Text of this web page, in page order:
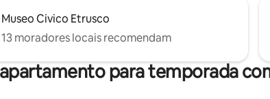
Museo Civico Etrusco
13 moradores locais recomendam
para temporada